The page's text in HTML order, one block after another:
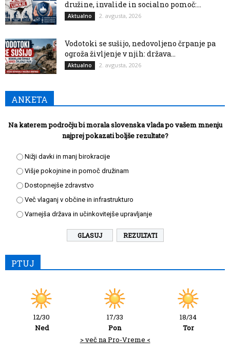
družine, invalide in socialno pomoč:...
Aktualno 2. avgusta, 2026
Vodotoki se sušijo, nedovoljeno črpanje pa
ogroža življenje v njih: država...
Aktualno 2. avgusta, 2026
ANKETA
Na katerem področju bi morala slovenska vlada po vašem mnenju
najprej pokazati boljše rezultate?
Nižji davki in manj birokracije
Višje pokojnine in pomoč družinam
Dostopnejše zdravstvo
Več vlaganj v občine in infrastrukturo
Varnejša država in učinkovitejše upravljanje
REZULTATI
PTUJ
12/30
Ned
17/33
Pon
18/34
Tor
> več na Pro-Vreme <